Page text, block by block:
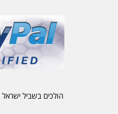
הולכים בשביל ישראל